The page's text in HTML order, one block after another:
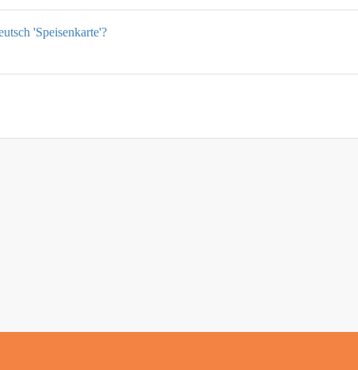
'Speisenkarte'?